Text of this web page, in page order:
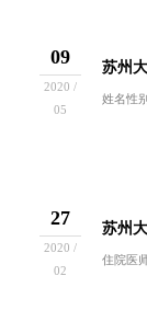
09
2020 /
05
27
2020 /
02